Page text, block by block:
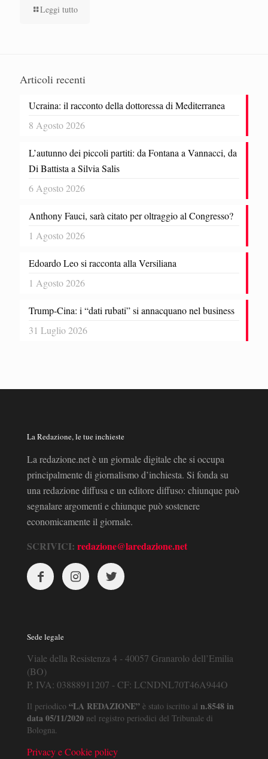
Leggi tutto
Articoli recenti
Ucraina: il racconto della dottoressa di Mediterranea
8 Agosto 2026
L’autunno dei piccoli partiti: da Fontana a Vannacci, da
Di Battista a Silvia Salis
6 Agosto 2026
Anthony Fauci, sarà citato per oltraggio al Congresso?
1 Agosto 2026
Edoardo Leo si racconta alla Versiliana
1 Agosto 2026
Trump-Cina: i “dati rubati” si annacquano nel business
31 Luglio 2026
La Redazione, le tue inchieste
La redazione.net è un giornale digitale che si occupa
principalmente di giornalismo d’inchiesta. Si fonda su
una redazione diffusa e un editore diffuso: chiunque può
segnalare argomenti e chiunque può sostenere
economicamente il giornale.
SCRIVICI: redazione@laredazione.net
Sede legale
Viale della Resistenza 4 - 40057 Granarolo dell’Emilia
(BO)
P. IVA: 03888911207 - CF: LCNDNL70T46A944O
Il periodico “LA REDAZIONE” è stato iscritto al n.8548 in
data 05/11/2020 nel registro periodici del Tribunale di
Bologna.
Privacy e Cookie policy